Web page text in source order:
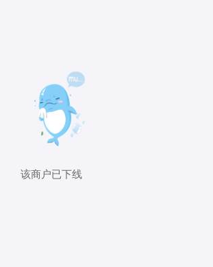
该商户已下线